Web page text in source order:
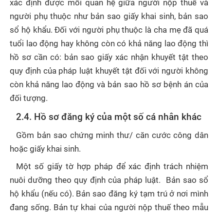
xác định được mối quan hệ giữa người nộp thuế và
người phụ thuộc như bản sao giấy khai sinh, bản sao
sổ hộ khẩu. Đối với người phụ thuộc là cha mẹ đã quá
tuổi lao động hay không còn có khả năng lao động thì
hồ sơ cần có: bản sao giấy xác nhận khuyết tật theo
quy định của pháp luật khuyết tật đối với người không
còn khả năng lao động và bản sao hồ sơ bệnh án của
đối tượng.
2.4. Hồ sơ đăng ký của một số cá nhân khác
Gồm bản sao chứng minh thư/ căn cước công dân
hoặc giấy khai sinh.
Một số giấy tờ hợp pháp để xác định trách nhiệm
nuôi dưỡng theo quy định của pháp luật. Bản sao sổ
hộ khẩu (nếu có). Bản sao đăng ký tạm trú ở nơi mình
đang sống. Bản tự khai của người nộp thuế theo mẫu